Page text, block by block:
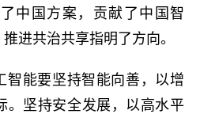
中国方案，贡献了中国智
进共治共享指明了方向。
智能要坚持智能向善，以增
。坚持安全发展，以高水平